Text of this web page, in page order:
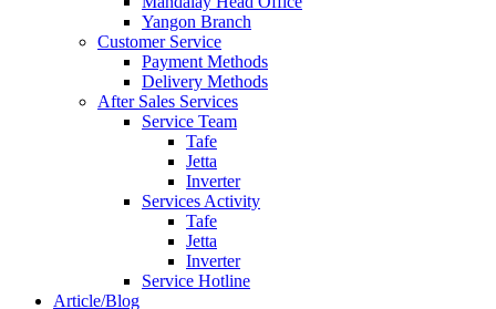
Yangon Branch
Customer Service
Payment Methods
Delivery Methods
After Sales Services
Service Team
Tafe
Jetta
Inverter
Services Activity
Tafe
Jetta
Inverter
Service Hotline
Article/Blog